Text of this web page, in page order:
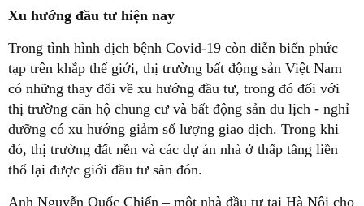
Xu hướng đầu tư hiện nay
Trong tình hình dịch bệnh Covid-19 còn diễn biến phức
tạp trên khắp thế giới, thị trường bất động sản Việt Nam
có những thay đổi về xu hướng đầu tư, trong đó đối với
thị trường căn hộ chung cư và bất động sản du lịch - nghỉ
dưỡng có xu hướng giảm số lượng giao dịch. Trong khi
đó, thị trường đất nền và các dự án nhà ở thấp tầng liền
thổ lại được giới đầu tư săn đón.
Anh Nguyễn Quốc Chiến – một nhà đầu tư tại Hà Nội cho